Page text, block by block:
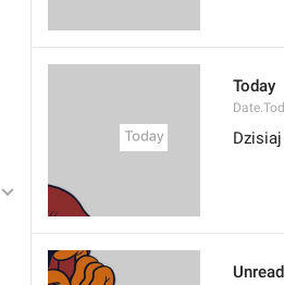
Today
Dzisiaj